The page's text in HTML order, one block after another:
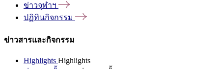
ข่าวจุฬาฯ
ปฏิทินกิจกรรม
ข่าวสารและกิจกรรม
Highlights Highlights